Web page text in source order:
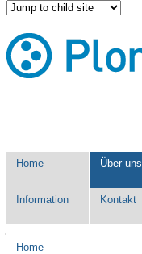
Skip
to
content.
|
Skip
to
Personal
tools
Home Über uns
Information Kontakt
Home